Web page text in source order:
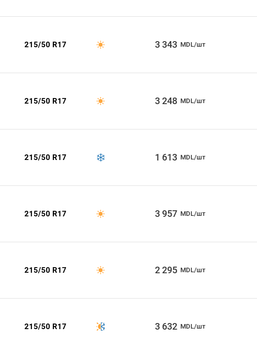
215/50 R17 3 343 MDL/шт
215/50 R17 3 248 MDL/шт
215/50 R17 1 613 MDL/шт
215/50 R17 3 957 MDL/шт
215/50 R17 2 295 MDL/шт
215/50 R17 3 632 MDL/шт